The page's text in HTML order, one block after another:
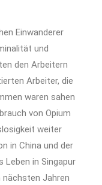
Einwanderer
und
den Arbeitern
Arbeiter, die
waren sahen
von Opium
weiter
in China und der
in Singapur
nächsten Jahren